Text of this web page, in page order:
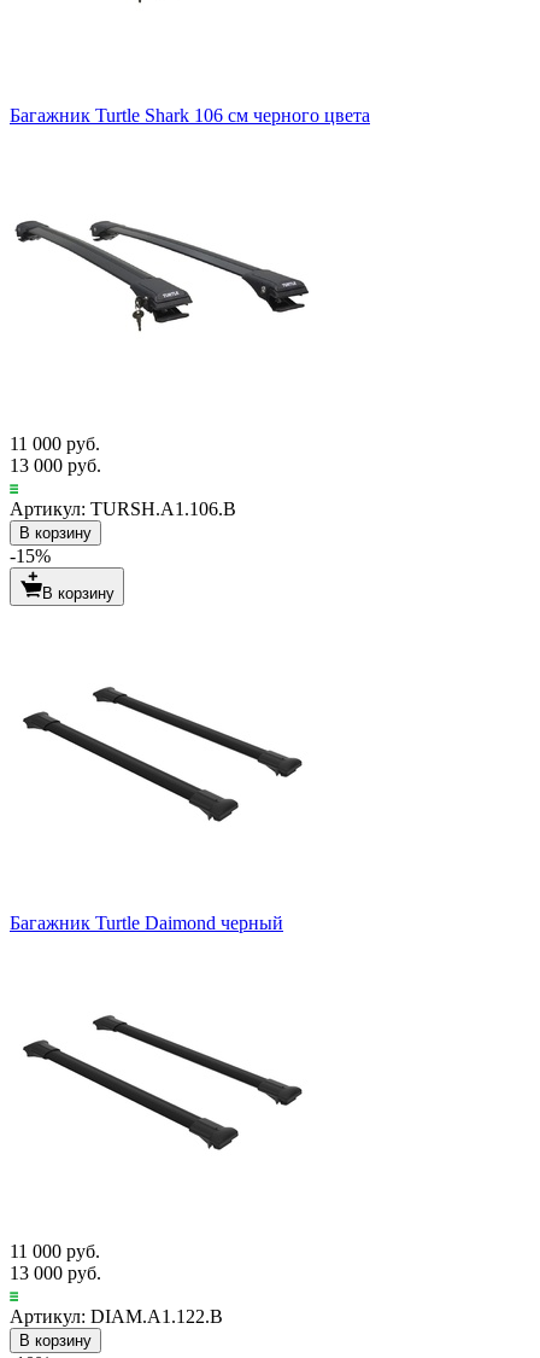
Багажник Turtle Shark 106 см черного цвета
11 000 руб.
13 000 руб.
Артикул: TURSH.A1.106.B
В корзину
-15%
В корзину
Багажник Turtle Daimond черный
11 000 руб.
13 000 руб.
Артикул: DIAM.A1.122.B
В корзину